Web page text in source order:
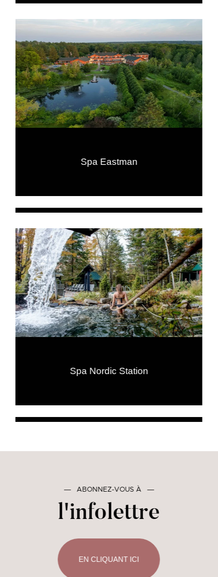
Spa Eastman
Spa Nordic Station
― ABONNEZ-VOUS À ―
l'infolettre
EN CLIQUANT ICI